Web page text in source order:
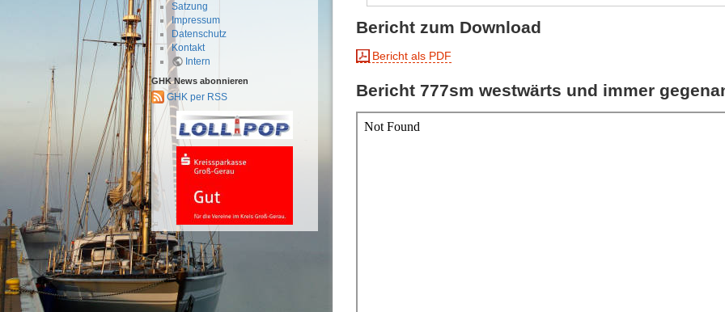
Satzung
Impressum
Datenschutz
Kontakt
Intern
GHK News abonnieren
GHK per RSS
Bericht zum Download
Bericht als PDF
Bericht 777sm westwärts und immer